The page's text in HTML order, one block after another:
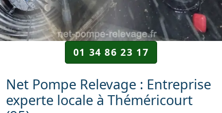
01 34 86 23 17
Net Pompe Relevage : Entreprise
experte locale à Théméricourt